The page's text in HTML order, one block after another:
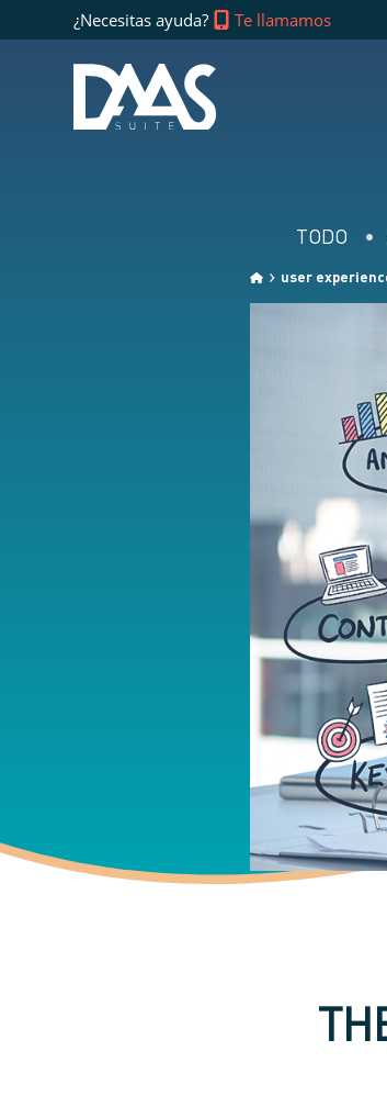
¿Necesitas ayuda? Te llamamos
TODO
user